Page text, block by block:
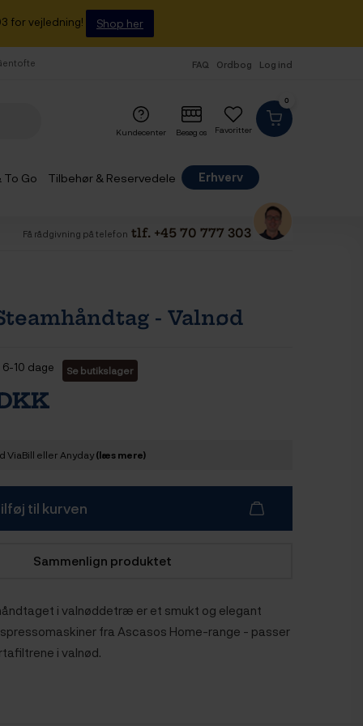
for vejledning! Shop her
FAQ Ordbog Log ind
0
Favoritter
Kundecenter Besøg os
To Go Tilbehør & Reservedele
Erhverv
Få rådgivning på telefon tlf. +45 70 777 303
- Valnød
6-10 dage Se butikslager
ViaBill eller Anyday(læs mere)
til kurven
Sammenlign produktet
i valnøddetræ er et smukt og elegant
fra Ascasos Home-range - passer
i valnød.